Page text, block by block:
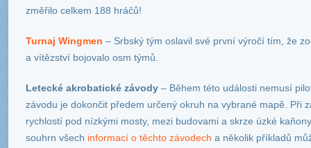
změřilo celkem 188 hráčů!
Turnaj Wingmen – Srbský tým oslavil své první výročí tím, že
a vítězství bojovalo osm týmů.
Letecké akrobatické závody – Během této události nemusí
závodu je dokončit předem určený okruh na vybrané mapě. Při
rychlostí pod nízkými mosty, mezi budovami a skrze úzké
souhrn všech informací o těchto závodech a několik příkladů